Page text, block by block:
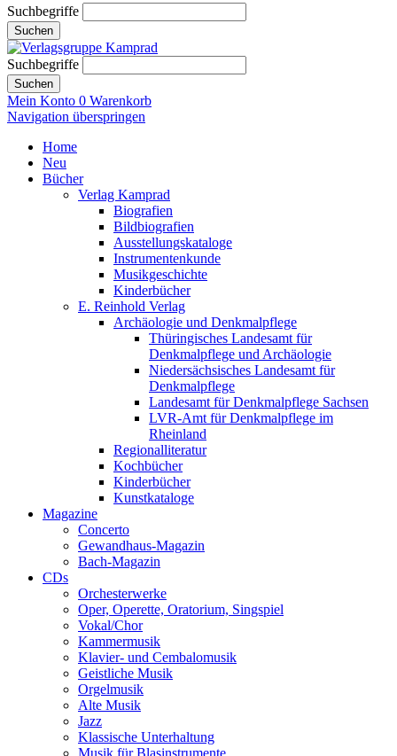
Suchbegriffe
Suchen
Suchbegriffe
Suchen
Mein Konto 0 Warenkorb
Navigation überspringen
Home
Neu
Bücher
Verlag Kamprad
Biografien
Bildbiografien
Ausstellungskataloge
Instrumentenkunde
Musikgeschichte
Kinderbücher
E. Reinhold Verlag
Archäologie und Denkmalpflege
Thüringisches Landesamt für
Denkmalpflege und Archäologie
Niedersächsisches Landesamt für
Denkmalpflege
Landesamt für Denkmalpflege Sachsen
LVR-Amt für Denkmalpflege im
Rheinland
Regionalliteratur
Kochbücher
Kinderbücher
Kunstkataloge
Magazine
Concerto
Gewandhaus-Magazin
Bach-Magazin
CDs
Orchesterwerke
Oper, Operette, Oratorium, Singspiel
Vokal/Chor
Kammermusik
Klavier- und Cembalomusik
Geistliche Musik
Orgelmusik
Alte Musik
Jazz
Klassische Unterhaltung
Musik für Blasinstrumente